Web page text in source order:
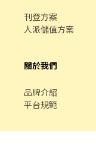
刊登方案
人派儲值方案
關於我們
品牌介紹
平台規範